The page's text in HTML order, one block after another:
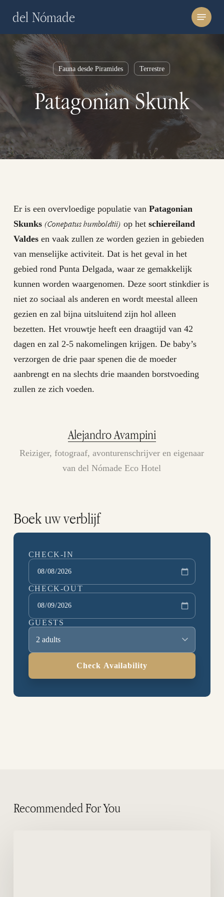
content
del Nómade Menu
Fauna desde Piramides Terrestre
Patagonian Skunk
Er is een overvloedige populatie van Patagonian
Skunks (Conepatus humboldtii) op hetschiereiland
Valdesen vaak zullen ze worden gezien in gebieden
van menselijke activiteit. Dat is het geval in het
gebied rond Punta Delgada, waar ze gemakkelijk
kunnen worden waargenomen. Deze soort stinkdier is
niet zo sociaal als anderen en wordt meestal alleen
gezien en zal bijna uitsluitend zijn hol alleen
bezetten. Het vrouwtje heeft een draagtijd van 42
dagen en zal 2-5 nakomelingen krijgen. De baby’s
verzorgen de drie paar spenen die de moeder
aanbrengt en na slechts drie maanden borstvoeding
zullen ze zich voeden.
Alejandro Avampini
Reiziger, fotograaf, avonturenschrijver en eigenaar
van del Nómade Eco Hotel
Boek uw verblijf
CHECK-IN
CHECK-OUT
GUESTS
2 adults
Check Availability
Recommended For You